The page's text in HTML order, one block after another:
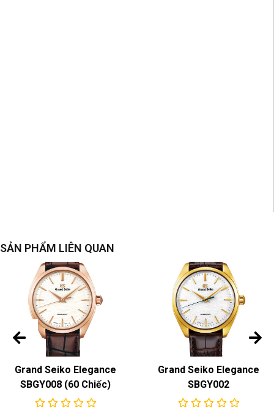
SẢN PHẨM LIÊN QUAN
Grand Seiko Elegance
SBGY008 (60 Chiếc)
Grand Seiko Elegance
SBGY002